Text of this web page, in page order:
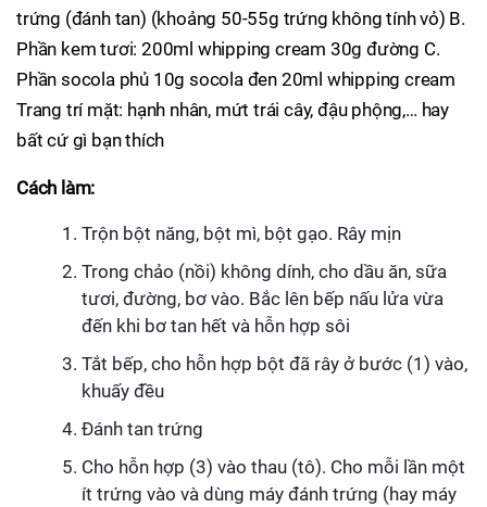
trứng (đánh tan) (khoảng 50-55g trứng không tính vỏ) B.
Phần kem tươi: 200ml whipping cream 30g đường C.
Phần socola phủ 10g socola đen 20ml whipping cream
Trang trí mặt: hạnh nhân, mứt trái cây, đậu phộng,… hay
bất cứ gì bạn thích
Cách làm:
Trộn bột năng, bột mì, bột gạo. Rây mịn
Trong chảo (nồi) không dính, cho dầu ăn, sữa
tươi, đường, bơ vào. Bắc lên bếp nấu lửa vừa
đến khi bơ tan hết và hỗn hợp sôi
Tắt bếp, cho hỗn hợp bột đã rây ở bước (1) vào,
khuấy đều
Đánh tan trứng
Cho hỗn hợp (3) vào thau (tô). Cho mỗi lần một
ít trứng vào và dùng máy đánh trứng (hay máy